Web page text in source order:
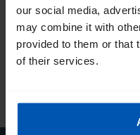
our social media,
may combine it with
provided to them or that
of their services.